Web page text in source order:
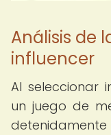
Análisis de
influencer
Al seleccionar
un juego de